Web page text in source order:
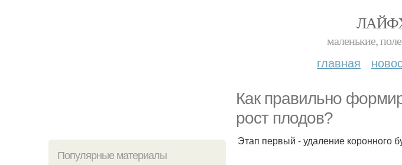
маленькие,
главная
Как правильно
рост плодов?
Популярные материалы
Этап первый - удаление коронного